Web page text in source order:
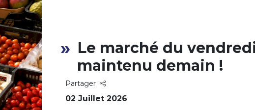
Le marché du
maintenu demain !
Partager
02 Juillet 2026